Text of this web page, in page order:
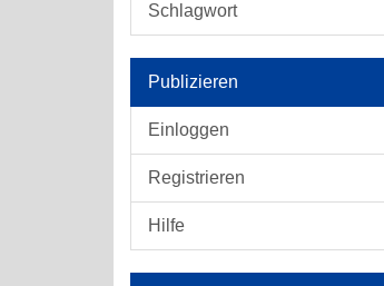
Schlagwort
Publizieren
Einloggen
Registrieren
Hilfe